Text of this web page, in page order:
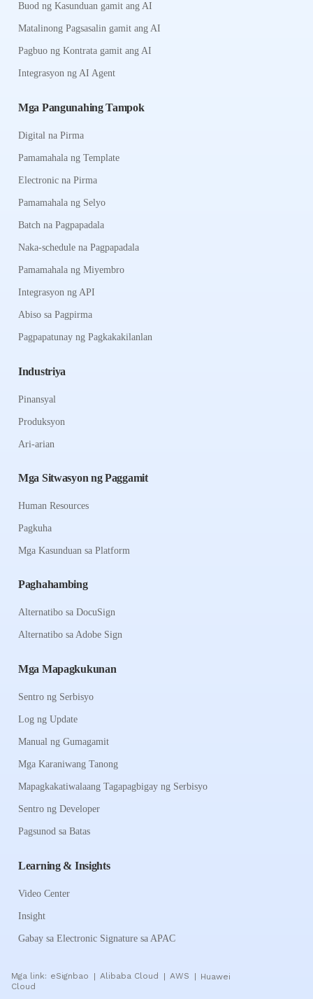
Buod ng Kasunduan gamit ang AI
Matalinong Pagsasalin gamit ang AI
Pagbuo ng Kontrata gamit ang AI
Integrasyon ng AI Agent
Mga Pangunahing Tampok
Digital na Pirma
Pamamahala ng Template
Electronic na Pirma
Pamamahala ng Selyo
Batch na Pagpapadala
Naka-schedule na Pagpapadala
Pamamahala ng Miyembro
Integrasyon ng API
Abiso sa Pagpirma
Pagpapatunay ng Pagkakakilanlan
Industriya
Pinansyal
Produksyon
Ari-arian
Mga Sitwasyon ng Paggamit
Human Resources
Pagkuha
Mga Kasunduan sa Platform
Paghahambing
Alternatibo sa DocuSign
Alternatibo sa Adobe Sign
Mga Mapagkukunan
Sentro ng Serbisyo
Log ng Update
Manual ng Gumagamit
Mga Karaniwang Tanong
Mapagkakatiwalaang Tagapagbigay ng Serbisyo
Sentro ng Developer
Pagsunod sa Batas
Learning & Insights
Video Center
Insight
Gabay sa Electronic Signature sa APAC
Mga link: eSignbao Alibaba Cloud AWS
Huawei
Cloud